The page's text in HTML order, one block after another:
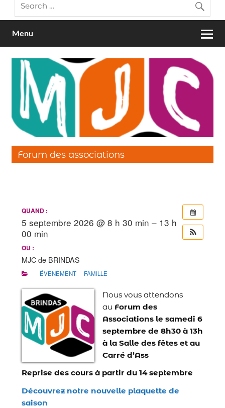
Menu
Forum des associations
QUAND :
5 septembre 2026 @ 8 h 30 min – 13 h
00 min
OÙ :
MJC de BRINDAS
ÉVENEMENT FAMILLE
Nous vous attendons
au Forum des
Associations le samedi 6
septembre de 8h30 à 13h
à la Salle des fêtes et au
Carré d’Ass
Reprise des cours à partir du 14 septembre
Découvrez notre nouvelle plaquette de
saison